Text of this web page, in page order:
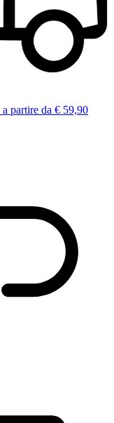
a partire da € 59,90